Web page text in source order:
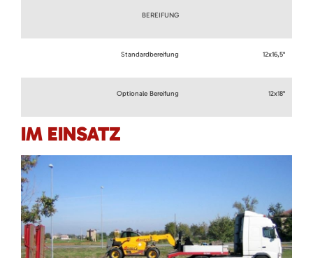
BEREIFUNG
Standardbereifung 12x16,5"
Optionale Bereifung 12x18"
IM EINSATZ